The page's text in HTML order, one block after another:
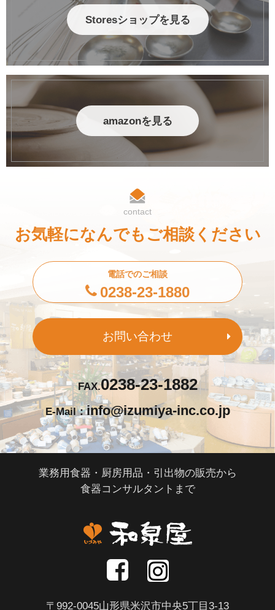
Storesショップを見る
amazonを見る
contact
お気軽になんでもご相談ください
電話でのご相談
0238-23-1880
お問い合わせ
FAX.0238-23-1882
E-Mail：info@izumiya-inc.co.jp
業務用食器・厨房用品・引出物の販売から
食器コンサルタントまで
〒992-0045山形県米沢市中央5丁目3-13